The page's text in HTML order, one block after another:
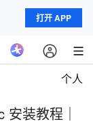
打开 APP
个人
装教程｜